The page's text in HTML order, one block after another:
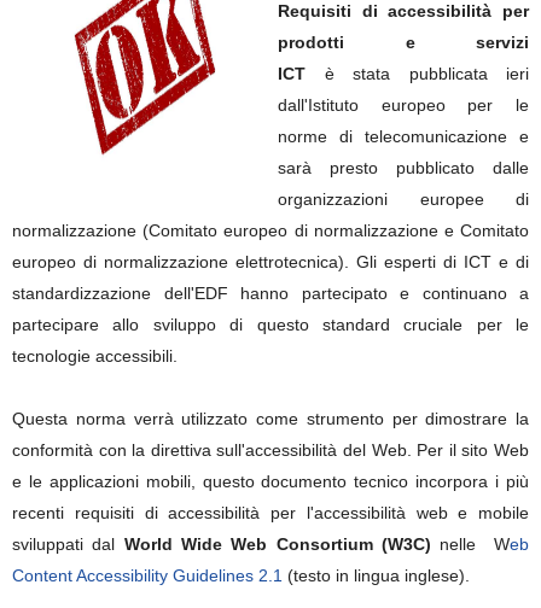
Requisiti di accessibilità per
prodotti e servizi
ICT è stata pubblicata ieri
dall'Istituto europeo per le
norme di telecomunicazione e
sarà presto pubblicato dalle
organizzazioni europee di
normalizzazione (Comitato europeo di normalizzazione e Comitato
europeo di normalizzazione elettrotecnica). Gli esperti di ICT e di
standardizzazione dell'EDF hanno partecipato e continuano a
partecipare allo sviluppo di questo standard cruciale per le
tecnologie accessibili.
Questa norma verrà utilizzato come strumento per dimostrare la
conformità con la direttiva sull'accessibilità del Web. Per il sito Web
e le applicazioni mobili, questo documento tecnico incorpora i più
recenti requisiti di accessibilità per l'accessibilità web e mobile
sviluppati dal World Wide Web Consortium (W3C) nelle Web
Content Accessibility Guidelines 2.1 (testo in lingua inglese).